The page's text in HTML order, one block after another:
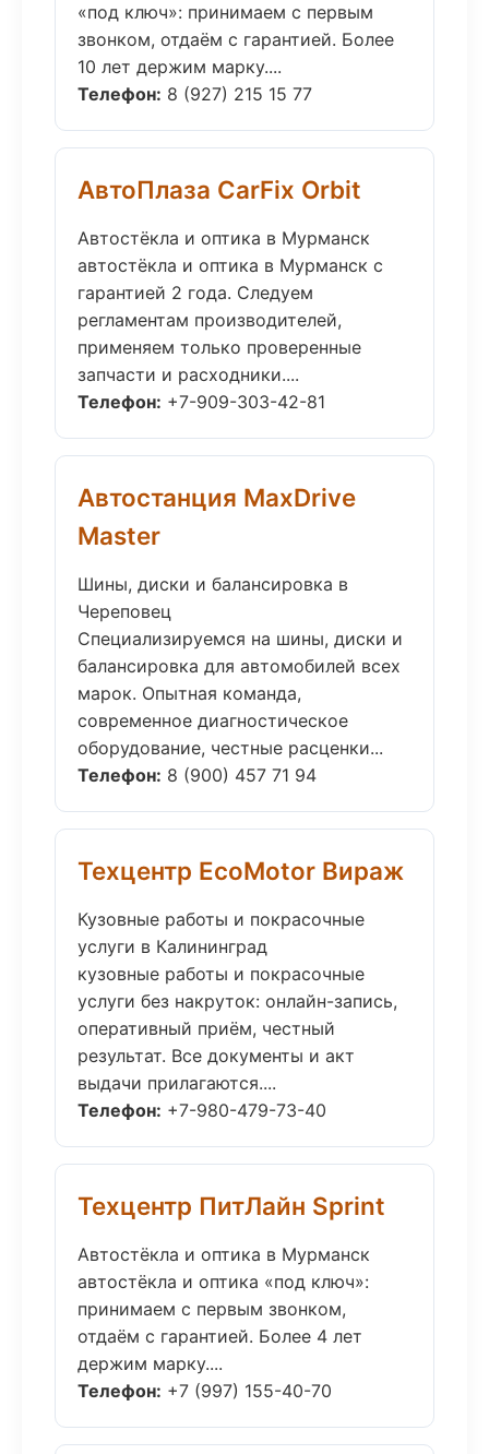
«под ключ»: принимаем с первым
звонком, отдаём с гарантией. Более
10 лет держим марку....
Телефон: 8 (927) 215 15 77
АвтоПлаза CarFix Orbit
Автостёкла и оптика в Мурманск
автостёкла и оптика в Мурманск с
гарантией 2 года. Следуем
регламентам производителей,
применяем только проверенные
запчасти и расходники....
Телефон: +7-909-303-42-81
Автостанция MaxDrive
Master
Шины, диски и балансировка в
Череповец
Специализируемся на шины, диски и
балансировка для автомобилей всех
марок. Опытная команда,
современное диагностическое
оборудование, честные расценки...
Телефон: 8 (900) 457 71 94
Техцентр EcoMotor Вираж
Кузовные работы и покрасочные
услуги в Калининград
кузовные работы и покрасочные
услуги без накруток: онлайн-запись,
оперативный приём, честный
результат. Все документы и акт
выдачи прилагаются....
Телефон: +7-980-479-73-40
Техцентр ПитЛайн Sprint
Автостёкла и оптика в Мурманск
автостёкла и оптика «под ключ»:
принимаем с первым звонком,
отдаём с гарантией. Более 4 лет
держим марку....
Телефон: +7 (997) 155-40-70